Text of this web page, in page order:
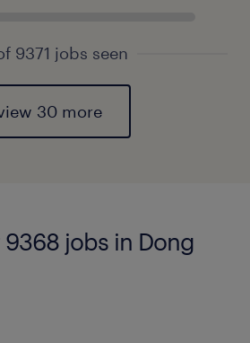
9371 jobs seen
30 more
9368 jobs in Dong